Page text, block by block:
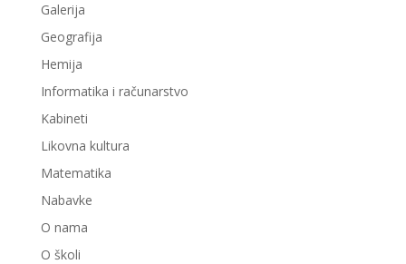
Galerija
Geografija
Hemija
Informatika i računarstvo
Kabineti
Likovna kultura
Matematika
Nabavke
O nama
O školi